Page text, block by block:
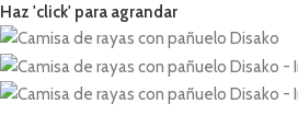
Haz 'click' para agrandar